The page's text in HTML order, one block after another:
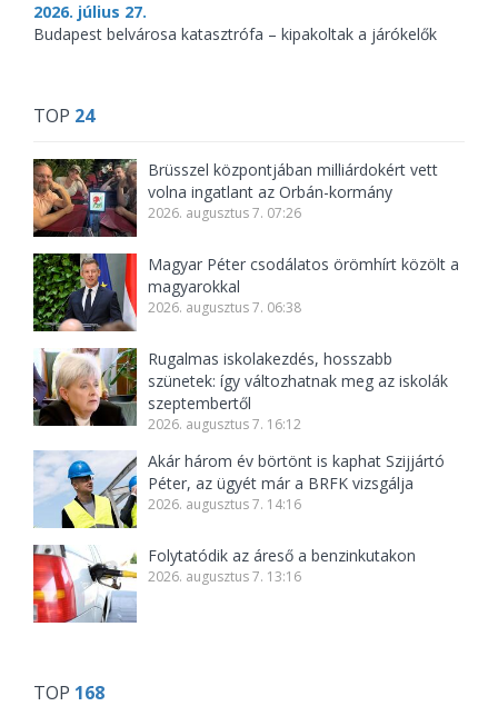
2026. július 27.
Budapest belvárosa katasztrófa – kipakoltak a járókelők
TOP 24
Brüsszel központjában milliárdokért vett
volna ingatlant az Orbán-kormány
2026. augusztus 7. 07:26
Magyar Péter csodálatos örömhírt közölt a
magyarokkal
2026. augusztus 7. 06:38
Rugalmas iskolakezdés, hosszabb
szünetek: így változhatnak meg az iskolák
szeptembertől
2026. augusztus 7. 16:12
Akár három év börtönt is kaphat Szijjártó
Péter, az ügyét már a BRFK vizsgálja
2026. augusztus 7. 14:16
Folytatódik az áreső a benzinkutakon
2026. augusztus 7. 13:16
TOP 168